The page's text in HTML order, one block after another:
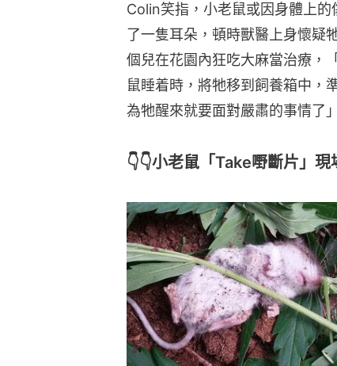
Colin笑指，小老鼠或因身體上
了一隻耳朵，頓時獸醫上身懷疑
個兒在花園內狂吃大麻當治療，
鼠睡着時，將牠移到飼養箱中，
為牠醒來就要面對嚴肅的事情了
👇👇小老鼠「Take嘢斷片」現